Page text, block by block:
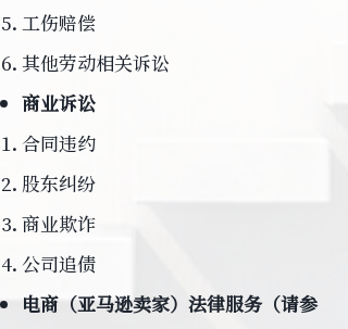
工伤赔偿
其他劳动相关诉讼
商业诉讼
合同违约
股东纠纷
商业欺诈
公司追债
电商（亚马逊卖家）法律服务（请参